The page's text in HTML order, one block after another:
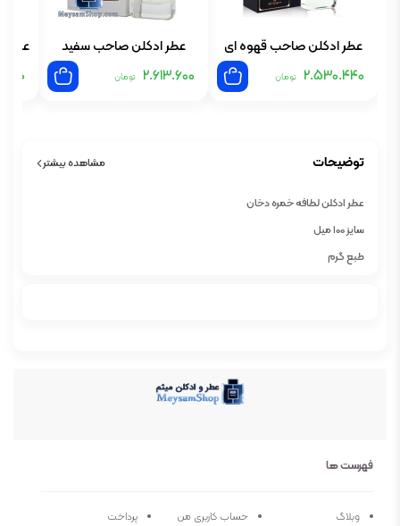
عطر ادکلن صاحب قهوه ای
2.530.440 تومان
عطر ادکلن صاحب سفید
2.613.600 تومان
عطر
توضیحات مشاهده بیشتر
عطر ادکلن لطافه خمره دخان
سایز 100 میل
طبع گرم
فهرست ها
وبلاگ حساب کاربری من
پرداخت